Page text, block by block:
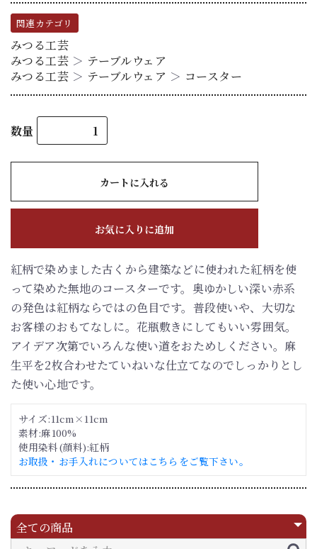
関連カテゴリ
みつる工芸
みつる工芸 ＞ テーブルウェア
みつる工芸 ＞ テーブルウェア ＞ コースター
数量
カートに入れる
お気に入りに追加
紅柄で染めました古くから建築などに使われた紅柄を使
って染めた無地のコースターです。奥ゆかしい深い赤系
の発色は紅柄ならではの色目です。普段使いや、大切な
お客様のおもてなしに。花瓶敷きにしてもいい雰囲気。
アイデア次第でいろんな使い道をおためしください。麻
生平を2枚合わせたていねいな仕立てなのでしっかりとし
た使い心地です。
サイズ:11cm×11cm
素材:麻100%
使用染料(顔料):紅柄
お取扱・お手入れについてはこちらをご覧下さい。